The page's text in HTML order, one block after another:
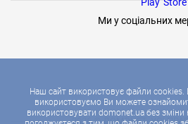
Наш сайт використовує файли cookies.
використовуємо Ви можете
використовувати domonet.ua без
Ми у соціальних
2026 © ДОМОНЕТ, УСІ